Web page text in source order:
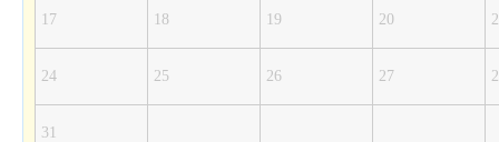
17 18 19 20
24 25 26 27
31